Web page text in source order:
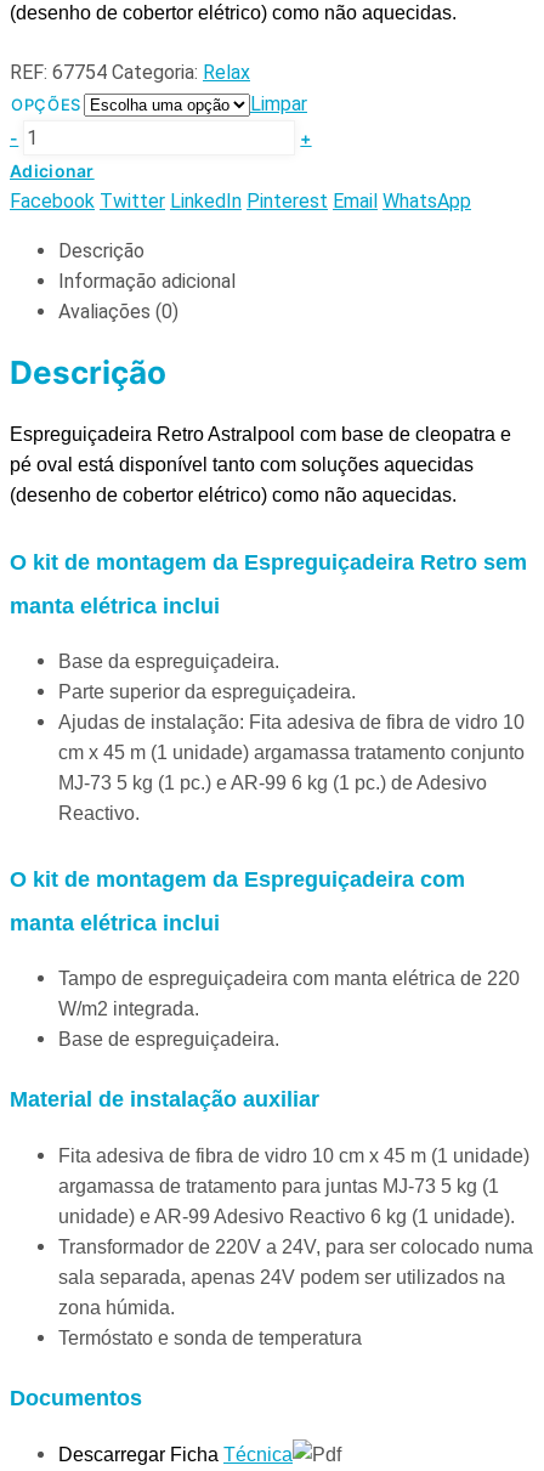
(desenho de cobertor elétrico) como não aquecidas.
REF: 67754 Categoria: Relax
OPÇÕES Limpar
-
+
Adicionar
Facebook Twitter LinkedIn Pinterest Email WhatsApp
Descrição
Informação adicional
Avaliações (0)
Descrição
Espreguiçadeira Retro Astralpool com base de cleopatra e
pé oval está disponível tanto com soluções aquecidas
(desenho de cobertor elétrico) como não aquecidas.
O kit de montagem da Espreguiçadeira Retro sem
manta elétrica inclui
Base da espreguiçadeira.
Parte superior da espreguiçadeira.
Ajudas de instalação: Fita adesiva de fibra de vidro 10
cm x 45 m (1 unidade) argamassa tratamento conjunto
MJ-73 5 kg (1 pc.) e AR-99 6 kg (1 pc.) de Adesivo
Reactivo.
O kit de montagem da Espreguiçadeira com
manta elétrica inclui
Tampo de espreguiçadeira com manta elétrica de 220
W/m2 integrada.
Base de espreguiçadeira.
Material de instalação auxiliar
Fita adesiva de fibra de vidro 10 cm x 45 m (1 unidade)
argamassa de tratamento para juntas MJ-73 5 kg (1
unidade) e AR-99 Adesivo Reactivo 6 kg (1 unidade).
Transformador de 220V a 24V, para ser colocado numa
sala separada, apenas 24V podem ser utilizados na
zona húmida.
Termóstato e sonda de temperatura
Documentos
Descarregar Ficha Técnica